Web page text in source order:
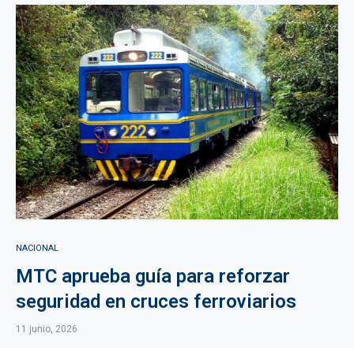
NACIONAL
MTC aprueba guía para reforzar
seguridad en cruces ferroviarios
11 junio, 2026